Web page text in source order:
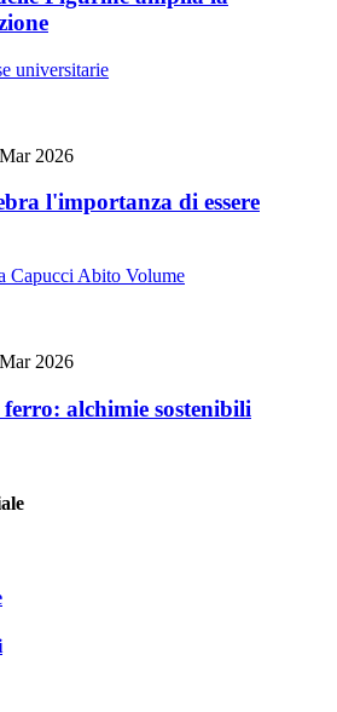
2026
l'importanza di essere
2026
alchimie sostenibili